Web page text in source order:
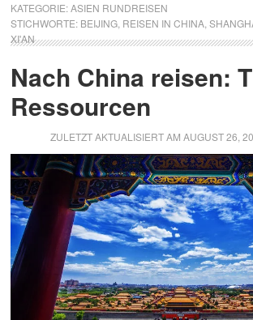
KATEGORIE:ASIEN RUNDREISEN
STICHWORTE: BEIJING REISEN IN CHINA ,
XI'AN
Nach China reisen:
Ressourcen
ZULETZT AKTUALISIERT AMAUGUST 26,